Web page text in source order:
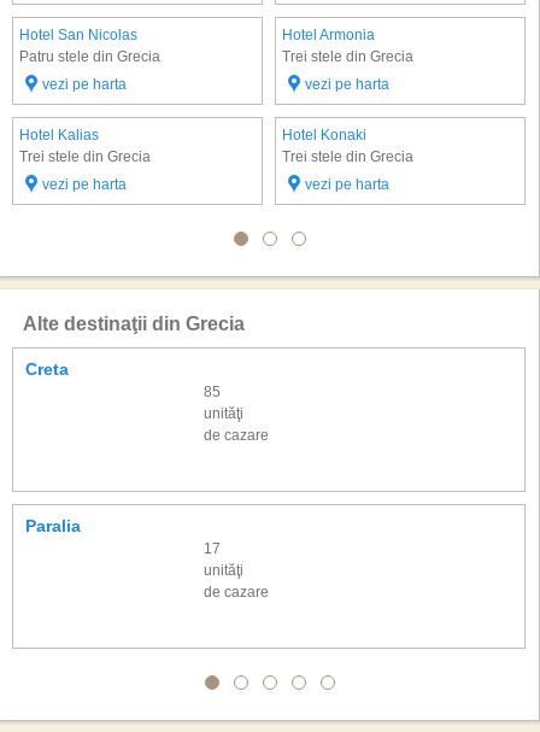
Hotel San Nicolas
Patru stele din Grecia
vezi pe harta
Hotel Armonia
Trei stele din Grecia
vezi pe harta
Hotel Kalias
Trei stele din Grecia
vezi pe harta
Hotel Konaki
Trei stele din Grecia
vezi pe harta
Alte destinaţii din Grecia
Creta
85
unităţi
de cazare
Paralia
17
unităţi
de cazare